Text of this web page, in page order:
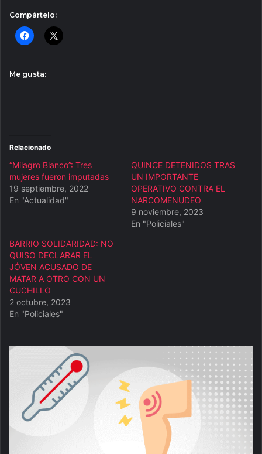
Compártelo:
Me gusta:
Relacionado
“Milagro Blanco”: Tres
mujeres fueron imputadas
19 septiembre, 2022
En "Actualidad"
QUINCE DETENIDOS TRAS
UN IMPORTANTE
OPERATIVO CONTRA EL
NARCOMENUDEO
9 noviembre, 2023
En "Policiales"
BARRIO SOLIDARIDAD: NO
QUISO DECLARAR EL
JÓVEN ACUSADO DE
MATAR A OTRO CON UN
CUCHILLO
2 octubre, 2023
En "Policiales"